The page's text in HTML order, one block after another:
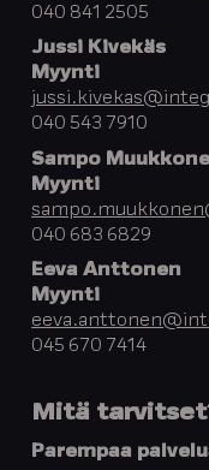
040 841 2505
Jussi Kivekäs
Myynti
040 543 7910
Sampo
Myynti
040 683 6829
Eeva Anttonen
Myynti
045 670 7414
Mitä
Parempaa